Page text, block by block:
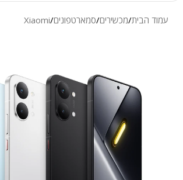
עמוד הבית/מכשירים/סמארטפונים/
Xiaomi